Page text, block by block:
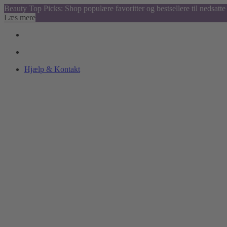
Beauty Top Picks: Shop populære favoritter og bestsellere til nedsatte
Læs mere
Hjælp & Kontakt